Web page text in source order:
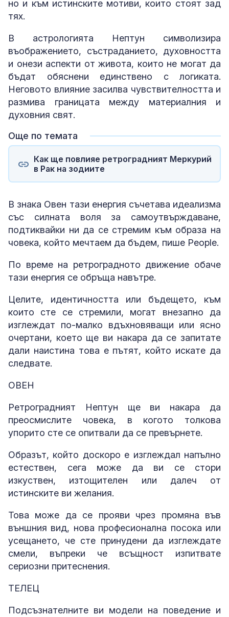
но и към истинските мотиви, които стоят зад
тях.
В астрологията Нептун символизира
въображението, състраданието, духовността
и онези аспекти от живота, които не могат да
бъдат обяснени единствено с логиката.
Неговото влияние засилва чувствителността и
размива границата между материалния и
духовния свят.
Още по темата
Как ще повлияе ретроградният Меркурий
в Рак на зодиите
В знака Овен тази енергия съчетава идеализма
със силната воля за самоутвърждаване,
подтиквайки ни да се стремим към образа на
човека, който мечтаем да бъдем, пише People.
По време на ретроградното движение обаче
тази енергия се обръща навътре.
Целите, идентичността или бъдещето, към
които сте се стремили, могат внезапно да
изглеждат по-малко вдъхновяващи или ясно
очертани, което ще ви накара да се запитате
дали наистина това е пътят, който искате да
следвате.
ОВЕН
Ретроградният Нептун ще ви накара да
преосмислите човека, в когото толкова
упорито сте се опитвали да се превърнете.
Образът, който доскоро е изглеждал напълно
естествен, сега може да ви се стори
изкуствен, изтощителен или далеч от
истинските ви желания.
Това може да се прояви чрез промяна във
външния вид, нова професионална посока или
усещането, че сте принудени да изглеждате
смели, въпреки че всъщност изпитвате
сериозни притеснения.
ТЕЛЕЦ
Подсъзнателните ви модели на поведение и